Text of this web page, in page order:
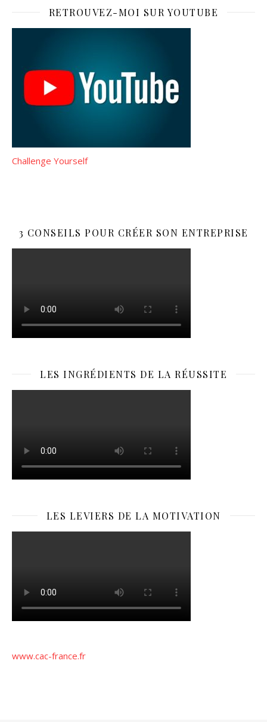
RETROUVEZ-MOI SUR YOUTUBE
Challenge Yourself
3 CONSEILS POUR CRÉER SON ENTREPRISE
LES INGRÉDIENTS DE LA RÉUSSITE
LES LEVIERS DE LA MOTIVATION
www.cac-france.fr